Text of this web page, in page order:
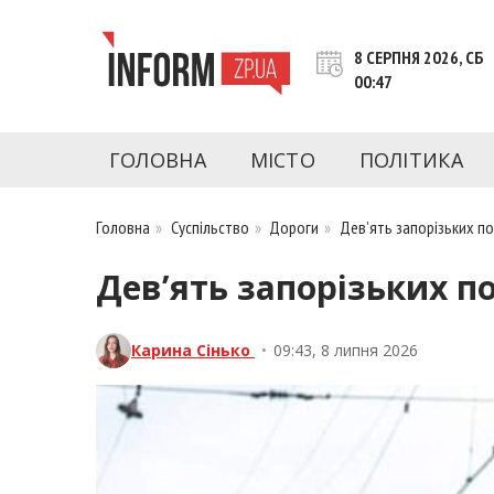
INFORM.ZP.UA – це інформаційний
Запоріжжя та Запорізької області на день.
8 СЕРПНЯ 2026, СБ
00:47
ГОЛОВНА МІСТО ПОЛІТИКА
Головна » Суспільство » Дороги » Дев’ять запорізьких
Дев’ять запорізьких
Карина Сінько • 09:43, 8 липня 2026